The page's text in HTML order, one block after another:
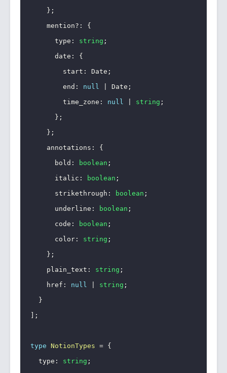
} ;
    mention
? :
{
      type
: string ;
      date
:
{
        start
: Date ;
        end
: null Date ;
        time_zone
: null string ;
} ;
} ;
    annotations
:
{
      bold
: boolean ;
      italic
: boolean ;
      strikethrough
: boolean ;
      underline
: boolean ;
      code
: boolean ;
      color
: string ;
} ;
    plain_text
: string ;
    href
: null string ;
}
;
type NotionTypes = {
  type
: string ;